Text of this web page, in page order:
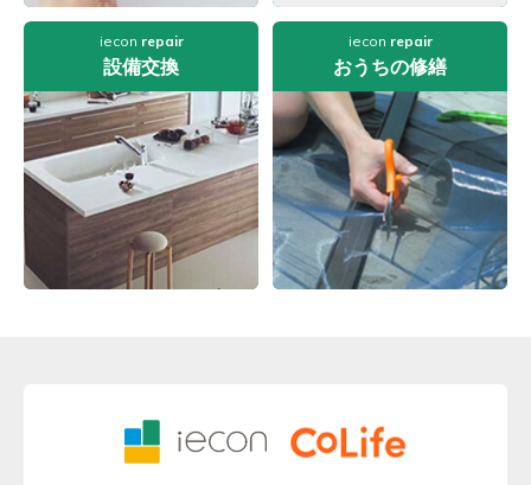
iecon repair
設備交換
iecon repair
おうちの修繕